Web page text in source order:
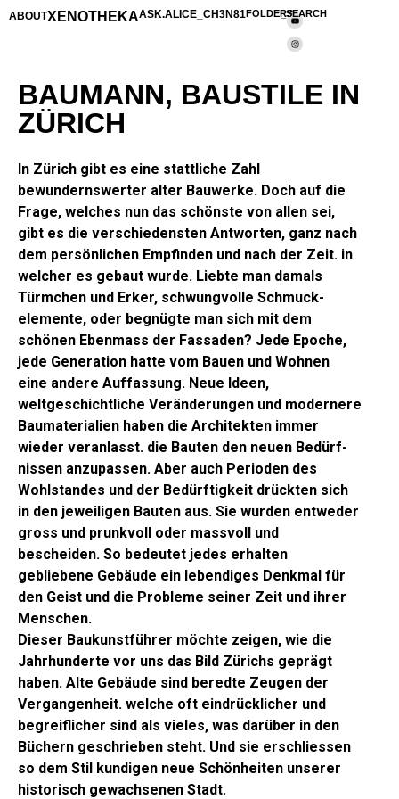
ABOUTXENOTHEKAASK.ALICE_CH3N81FOLDERS_SEARCH
BAUMANN, BAUSTILE IN
ZÜRICH
In Zürich gibt es eine stattliche Zahl
bewundernswerter alter Bauwerke. Doch auf die
Frage, welches nun das schönste von allen sei,
gibt es die verschiedensten Ant­worten, ganz nach
dem persönlichen Empfinden und nach der Zeit. in
welcher es gebaut wurde. Liebte man damals
Türmchen und Erker, schwungvolle Schmuck­
elemente, oder begnügte man sich mit dem
schönen Ebenmass der Fassaden? Jede Epoche,
jede Generation hatte vom Bauen und Wohnen
eine andere Auffassung. Neue Ideen,
weltgeschichtliche Veränderungen und modernere
Baumaterialien haben die Architekten immer
wieder veranlasst. die Bauten den neuen Bedürf­
nissen anzupassen. Aber auch Perioden des
Wohlstan­des und der Bedürftigkeit drückten sich
in den jeweili­gen Bauten aus. Sie wurden entweder
gross und prunk­voll oder massvoll und
bescheiden. So bedeutet jedes erhalten
gebliebene Gebäude ein lebendiges Denkmal für
den Geist und die Probleme seiner Zeit und ihrer
Menschen.
Dieser Baukunstführer möchte zeigen, wie die
Jahr­hunderte vor uns das Bild Zürichs geprägt
haben. Alte Gebäude sind beredte Zeugen der
Vergangenheit. welche oft eindrücklicher und
begreiflicher sind als vie­les, was darüber in den
Büchern geschrieben steht. Und sie erschliessen
so dem Stil kundigen neue Schönheiten unserer
historisch gewachsenen Stadt.